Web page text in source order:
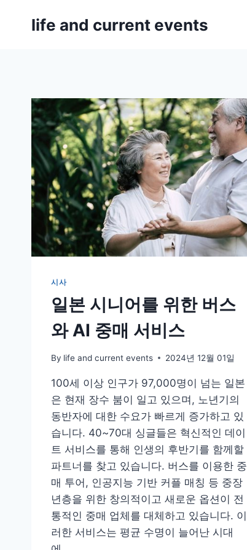
life and current events
시사
일본 시니어를 위한 버스
와 AI 중매 서비스
By life and current events 2024년 12월 01일
100세 이상 인구가 97,000명이 넘는 일본
은 현재 장수 붐이 일고 있으며, 노년기의
동반자에 대한 수요가 빠르게 증가하고 있
습니다. 40~70대 싱글들은 혁신적인 데이
트 서비스를 통해 인생의 후반기를 함께할
파트너를 찾고 있습니다. 버스를 이용한 중
매 투어, 인공지능 기반 커플 매칭 등 중장
년층을 위한 창의적이고 새로운 옵션이 전
통적인 중매 업체를 대체하고 있습니다. 이
러한 서비스는 평균 수명이 늘어난 시대